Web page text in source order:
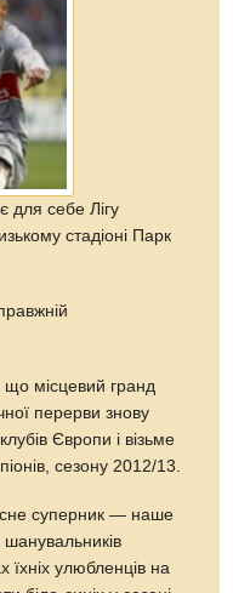
для себе Лігу
стадіоні Парк
місцевий гранд
перерви знову
Європи і візьме
сезону 2012/13.
суперник — наше
їхніх улюбленців на